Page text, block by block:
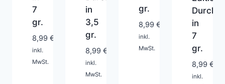
7
gr.
8,99 €
inkl.
MwSt.
1-
2
Tage
in
3,5
gr.
8,99 €
inkl.
MwSt.
1-
2
Tage
gr.
8,99 €
inkl.
MwSt.
1-
2
Tage
in
7
gr.
8,99 €
inkl.
1-
2
Tage